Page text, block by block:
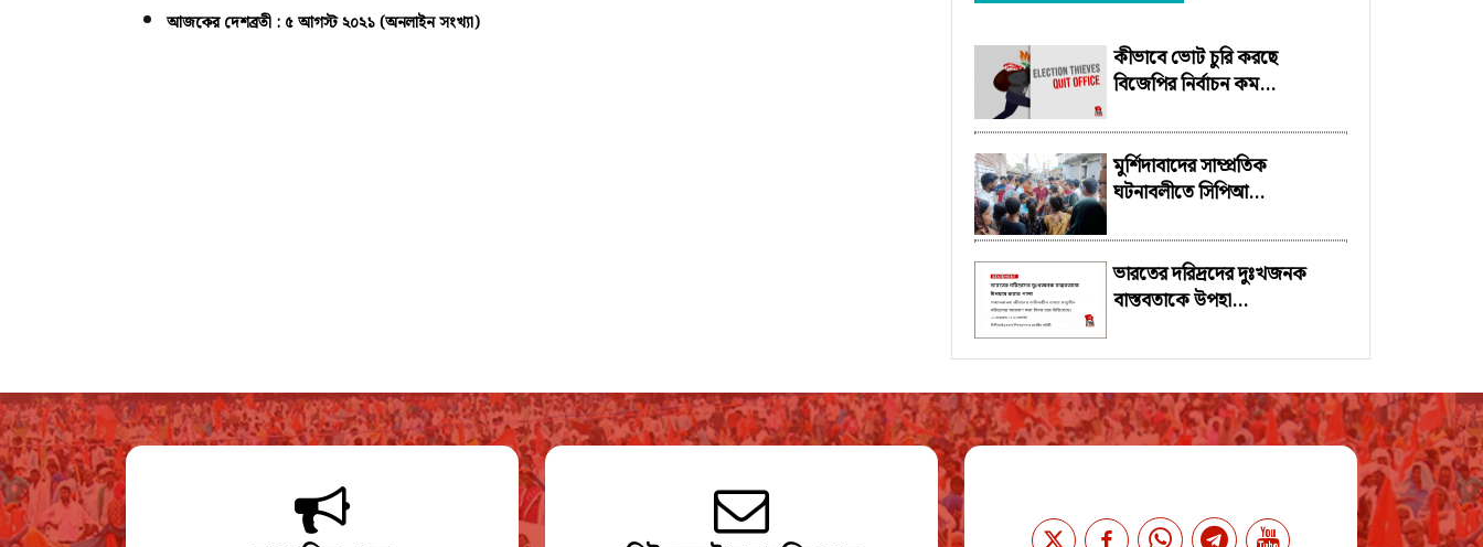
আজকের দেশব্রতী : ৫ আগস্ট ২০২১ (অনলাইন সংখ্যা)
কীভাবে ভোট চুরি করছে
বিজেপির নির্বাচন কম...
মুর্শিদাবাদের সাম্প্রতিক
ঘটনাবলীতে সিপিআ...
ভারতের দরিদ্রদের দুঃখজনক
বাস্তবতাকে উপহা...